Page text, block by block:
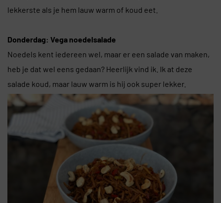
lekkerste als je hem lauw warm of koud eet.
Donderdag: Vega noedelsalade
Noedels kent iedereen wel, maar er een salade van maken,
heb je dat wel eens gedaan? Heerlijk vind ik. Ik at deze
salade koud, maar lauw warm is hij ook super lekker.